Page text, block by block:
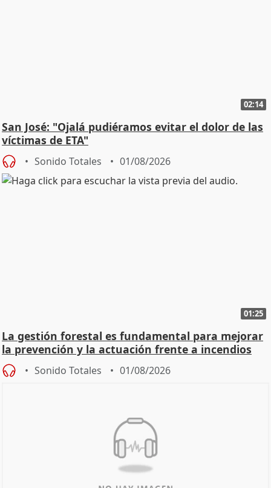
02:14
San José: "Ojalá pudiéramos evitar el dolor de las
víctimas de ETA"
Sonido Totales 01/08/2026
01:25
La gestión forestal es fundamental para mejorar
la prevención y la actuación frente a incendios
Sonido Totales 01/08/2026